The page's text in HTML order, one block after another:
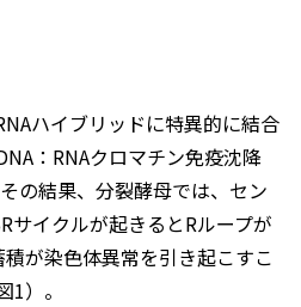
ハイブリッドに特異的に結合
：RNAクロマチン免疫沈降
の結果、分裂酵母では、セン
サイクルが起きるとRループが
が染色体異常を引き起こすこ
）。